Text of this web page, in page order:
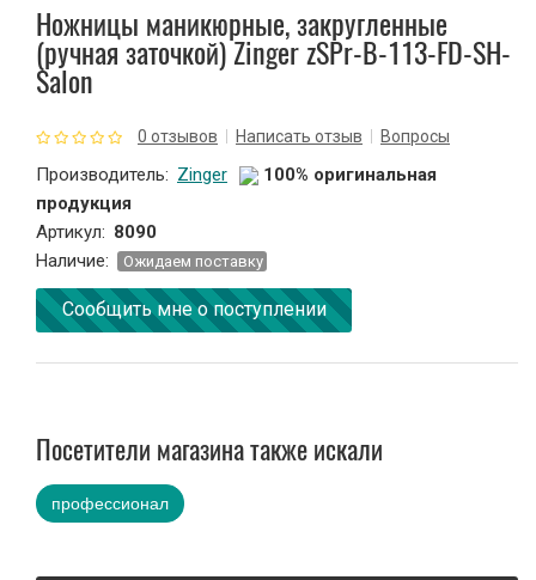
Ножницы парикмахерские
Наращивание ногтей
Расчески и зажимы для волос
Расходные материалы
Косметички
Сувениры
Ножницы маникюрные, закругленные
(ручная заточкой) Zinger zSPr-B-113-FD-SH-
Salon
0 отзывов Написать отзыв Вопросы
Производитель: Zinger
100% оригинальная
продукция
Артикул: 8090
Наличие:
Oжидаем поставку
Сообщить мне о поступлении
Посетители магазина также искали
профессионал